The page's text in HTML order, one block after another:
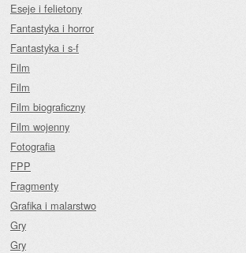
Eseje i felietony
Fantastyka i horror
Fantastyka i s-f
Film
Film
Film biograficzny
Film wojenny
Fotografia
FPP
Fragmenty
Grafika i malarstwo
Gry
Gry